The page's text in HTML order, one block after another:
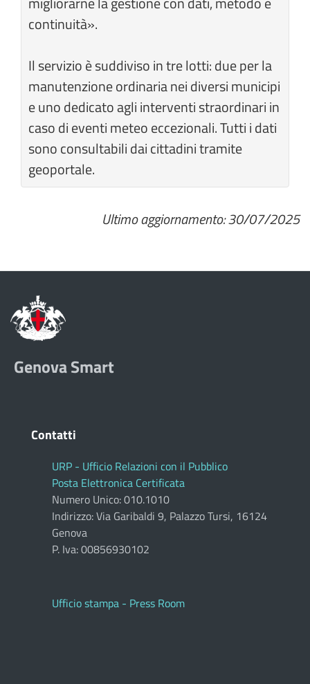
continuità».
Il servizio è suddiviso in tre lotti: due per la
manutenzione ordinaria nei diversi municipi
e uno dedicato agli interventi straordinari in
caso di eventi meteo eccezionali. Tutti i dati
sono consultabili dai cittadini tramite
geoportale.
Ultimo aggiornamento: 30/07/2025
Genova Smart
Contatti
URP - Ufficio Relazioni con il Pubblico
Posta Elettronica Certificata
Numero Unico: 010.1010
Indirizzo: Via Garibaldi 9, Palazzo Tursi, 16124
Genova
P. Iva: 00856930102
Ufficio stampa - Press Room